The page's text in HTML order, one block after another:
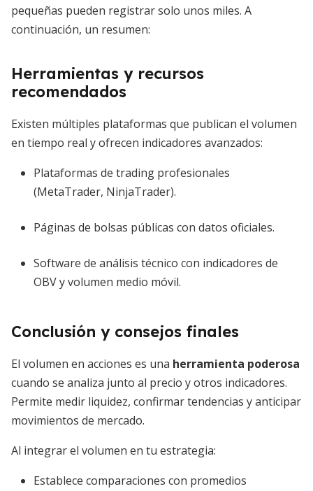
pequeñas pueden registrar solo unos miles. A
continuación, un resumen:
Herramientas y recursos
recomendados
Existen múltiples plataformas que publican el volumen
en tiempo real y ofrecen indicadores avanzados:
Plataformas de trading profesionales
(MetaTrader, NinjaTrader).
Páginas de bolsas públicas con datos oficiales.
Software de análisis técnico con indicadores de
OBV y volumen medio móvil.
Conclusión y consejos finales
El volumen en acciones es una herramienta poderosa
cuando se analiza junto al precio y otros indicadores.
Permite medir liquidez, confirmar tendencias y anticipar
movimientos de mercado.
Al integrar el volumen en tu estrategia:
Establece comparaciones con promedios